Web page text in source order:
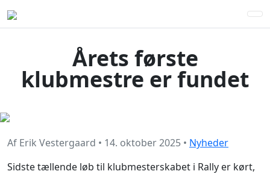
Årets første
klubmestre er fundet
Af Erik Vestergaard • 14. oktober 2025 • Nyheder
Sidste tællende løb til klubmesterskabet i Rally er kørt,